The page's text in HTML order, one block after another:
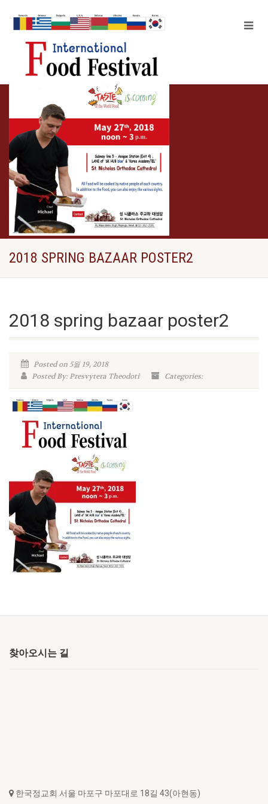
2018 SPRING BAZAAR POSTER2
2018 spring bazaar poster2
Posted on 5월 19, 2018
Posted By: Presvytera Theodoti
Categories:
찾아오시는 길
한국정교회 서울 마포구 마포대로 18길 43(아현동)